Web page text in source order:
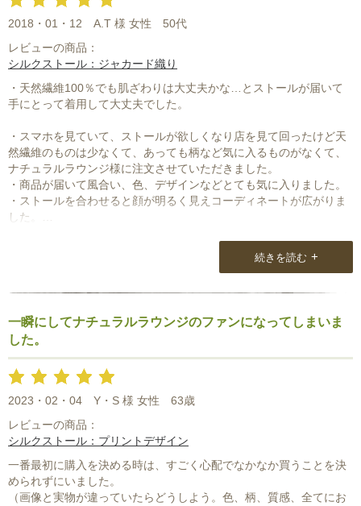
2018・01・12 A.T 様 女性
50代
レビューの商品：
シルクストール：ジャカード織り
・天然繊維100％でも肌ざわりは大丈夫かな…とストールが届いて
手にとって着用して大丈夫でした。
・スマホを見ていて、ストールが欲しくなり店を見て回ったけど天
然繊維のものは少なくて、あっても柄など気に入るものがなくて、
ナチュラルラウンジ様に注文させていただきました。
・商品が届いて風合い、色、デザインなどとても気に入りました。
・ストールを合わせると顔が明るく見えコーディネートが広がりま
した。
続きを読む +
一瞬にしてナチュラルラウンジのファンになってしまいま
した。
2023・02・04 Y・S 様 女性
63歳
レビューの商品：
シルクストール：プリントデザイン
一番最初に購入を決める時は、すごく心配でなかなか買うことを決
められずにいました。
（画像と実物が違っていたらどうしよう。色、柄、質感、全てにお